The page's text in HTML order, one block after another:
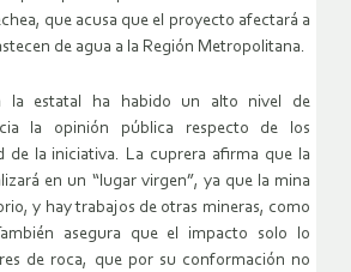
que acusa que el proyecto afectará a
de agua a la Región Metropolitana.
la estatal ha habido un alto nivel de
la opinión pública respecto de los
de la iniciativa. La cuprera afirma que la
en un “lugar virgen”, ya que la mina
y hay trabajos de otras mineras, como
asegura que el impacto solo lo
de roca, que por su conformación no